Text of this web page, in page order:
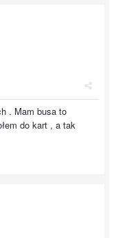
. Mam busa to
do kart , a tak